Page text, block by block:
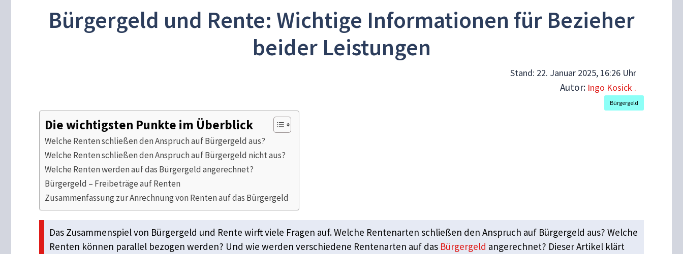
Bürgergeld und Rente: Wichtige Informationen für Bezieher
beider Leistungen
Stand: 22. Januar 2025, 16:26 Uhr
Autor: Ingo Kosick .
Bürgergeld
Die wichtigsten Punkte im Überblick
Welche Renten schließen den Anspruch auf Bürgergeld aus?
Welche Renten schließen den Anspruch auf Bürgergeld nicht aus?
Welche Renten werden auf das Bürgergeld angerechnet?
Bürgergeld – Freibeträge auf Renten
Zusammenfassung zur Anrechnung von Renten auf das Bürgergeld
Das Zusammenspiel von Bürgergeld und Rente wirft viele Fragen auf. Welche Rentenarten schließen den Anspruch auf Bürgergeld aus? Welche
Renten können parallel bezogen werden? Und wie werden verschiedene Rentenarten auf das Bürgergeld angerechnet? Dieser Artikel klärt